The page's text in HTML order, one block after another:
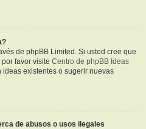
de phpBB Limited. Si usted cree que
favor visite Centro de phpBB Ideas
existentes o sugerir nuevas
de abusos o usos ilegales